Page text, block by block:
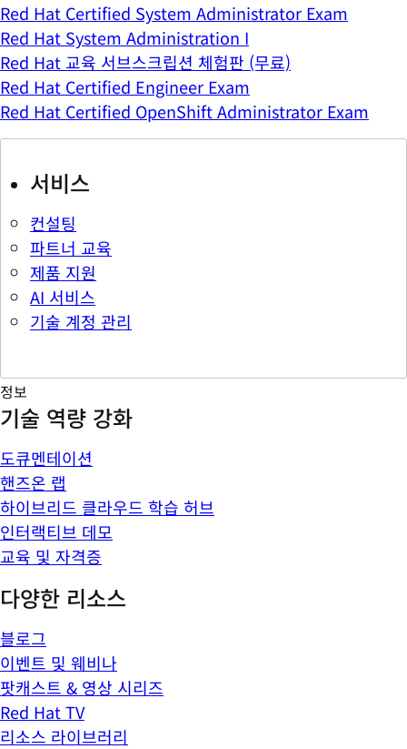
Red Hat Certified System Administrator Exam
Red Hat System Administration I
Red Hat 교육 서브스크립션 체험판 (무료)
Red Hat Certified Engineer Exam
Red Hat Certified OpenShift Administrator Exam
서비스
컨설팅
파트너 교육
제품 지원
AI 서비스
기술 계정 관리
정보
기술 역량 강화
도큐멘테이션
핸즈온 랩
하이브리드 클라우드 학습 허브
인터랙티브 데모
교육 및 자격증
다양한 리소스
블로그
이벤트 및 웨비나
팟캐스트 & 영상 시리즈
Red Hat TV
리소스 라이브러리